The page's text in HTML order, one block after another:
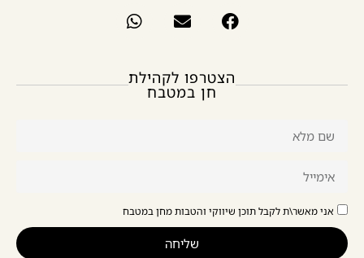
הצטרפו לקהילת
חן במטבח
אני מאשר\ת לקבל תוכן שיווקי והטבות מחן במטבח
שליחה